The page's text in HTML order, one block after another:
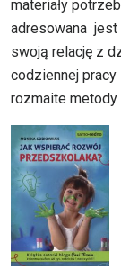
materiały
adresowana jest
swoją relację z
codziennej
rozmaite